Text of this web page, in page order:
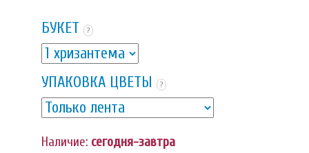
БУКЕТ ?
УПАКОВКА ЦВЕТЫ ?
Наличие: сегодня-завтра